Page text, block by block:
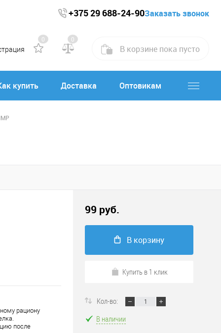
+375 29 688-24-90Заказать звонок
0 0
В корзине пока пусто
купить Доставка Оптовикам
рациону
после
99 руб.
В корзину
Купить в 1 клик
Кол-во:
В наличии